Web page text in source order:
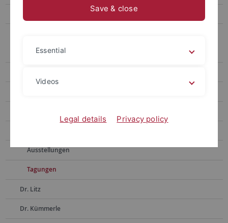
E. Löffler
Ausstellungen
Tagungen
Dr. Litz
Dr. Kümmerle
Save & close
Essential
Videos
Legal details Privacy policy